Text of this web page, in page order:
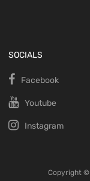
SOCIALS
Facebook
Youtube
Instagram
Copyright ©